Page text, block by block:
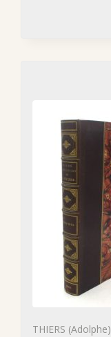
THIERS (Adolphe)